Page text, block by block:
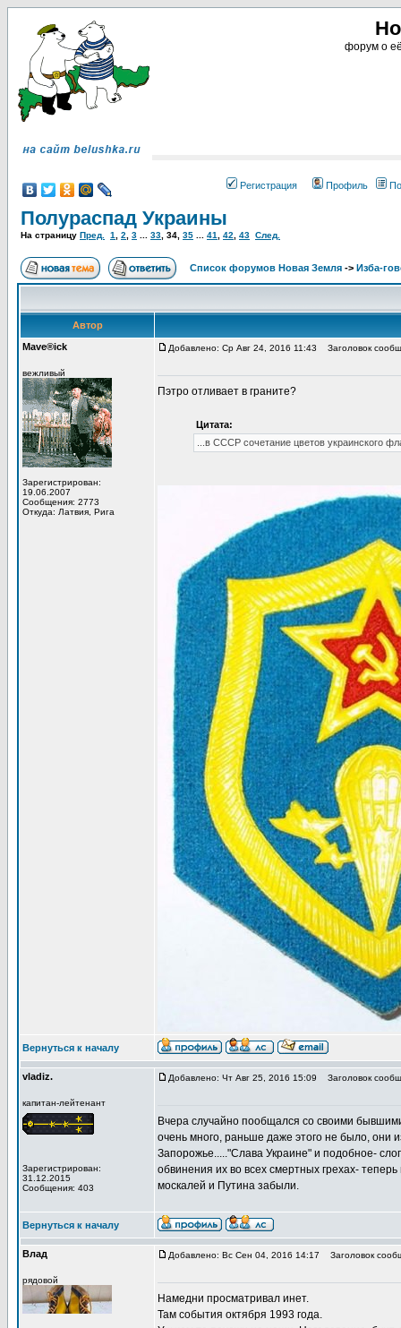
форум о
Регистрация Профиль
Полураспад Украины
На страницу Пред. 1 2 3 33 34 35 41 42 43 След.
Список форумов Новая Земля -> Изба-
Автор
Mave®ick
вежливый
Зарегистрирован:
19.06.2007
Сообщения: 2773
Откуда: Латвия, Рига
Добавлено: Ср Авг 24, 2016 11:43 Заголовок
Пэтро отливает в граните?
Цитата:
...в СССР сочетание цветов украинского
Вернуться к началу
vladiz.
капитан-лейтенант
Зарегистрирован:
31.12.2015
Сообщения: 403
Добавлено: Чт Авг 25, 2016 15:09 Заголовок
Вчера случайно пообщался со своими
очень много, раньше даже этого не было, они
Запорожье....."Слава Украине" и подобное-
обвинения их во всех смертных грехах-
москалей и Путина забыли.
Вернуться к началу
Влад
рядовой
Добавлено: Вс Сен 04, 2016 14:17 Заголовок
Намедни просматривал инет.
Там события октября 1993 года.